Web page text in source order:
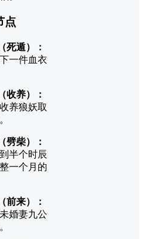
点
死遁）：
一件血衣
收养）：
养狼妖取
劈柴）：
半个时辰
一个月的
前来）：
婚妻九公